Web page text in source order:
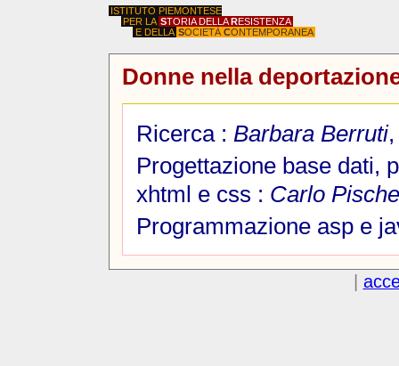
ISTITUTO PIEMONTESE
PER LA STORIA DELLA RESISTENZA
E DELLA SOCIETÀ CONTEMPORANEA
Donne nella
Ricerca : Barbara Berruti
Progettazione base dati,
xhtml e css : Carlo
Programmazione asp e